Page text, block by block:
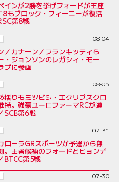
インが2勝を挙げフォードが王座
もブロック・フィーニーが復活
第8戦
08-04
／カナーン／フランキッティら
・ジョンソンのレガシィ・モー
ブに参画
08-03
括りもミツビシ・エクリプスクロ
持。強豪ユーロファーマRCが連
SCB第6戦
07-31
ローラGRスポーツが予選から無
。王者候補のフォードとヒョンデ
BTCC第5戦
07-30